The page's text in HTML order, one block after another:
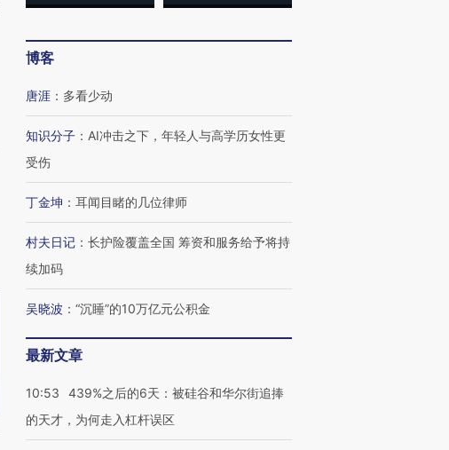
博客
唐涯 ： 多看少动
知识分子 ： AI冲击之下，年轻人与高学历女性更
受伤
丁金坤 ： 耳闻目睹的几位律师
村夫日记 ： 长护险覆盖全国 筹资和服务给予将持
续加码
吴晓波 ： “沉睡”的10万亿元公积金
最新文章
10:53
439%之后的6天：被硅谷和华尔街追捧
的天才，为何走入杠杆误区